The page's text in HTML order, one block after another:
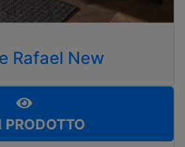
Rafael New
PRODOTTO